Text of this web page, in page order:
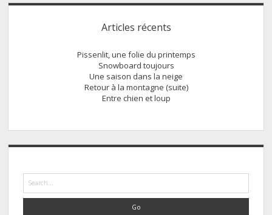
Sidebar
Articles récents
Pissenlit, une folie du printemps
Snowboard toujours
Une saison dans la neige
Retour à la montagne (suite)
Entre chien et loup
Search